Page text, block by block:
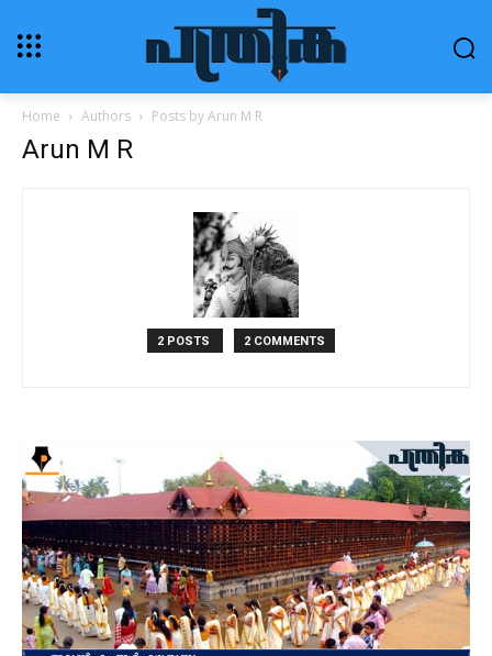
Home Authors Posts by Arun M R
Arun M R
2 POSTS 2 COMMENTS